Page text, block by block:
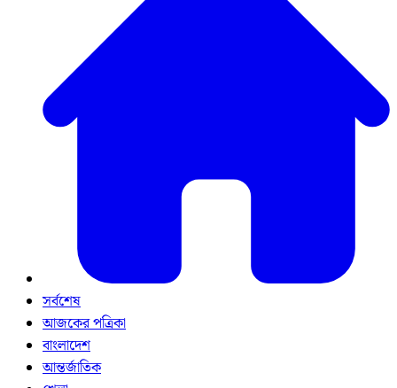
সর্বশেষ
আজকের পত্রিকা
বাংলাদেশ
আন্তর্জাতিক